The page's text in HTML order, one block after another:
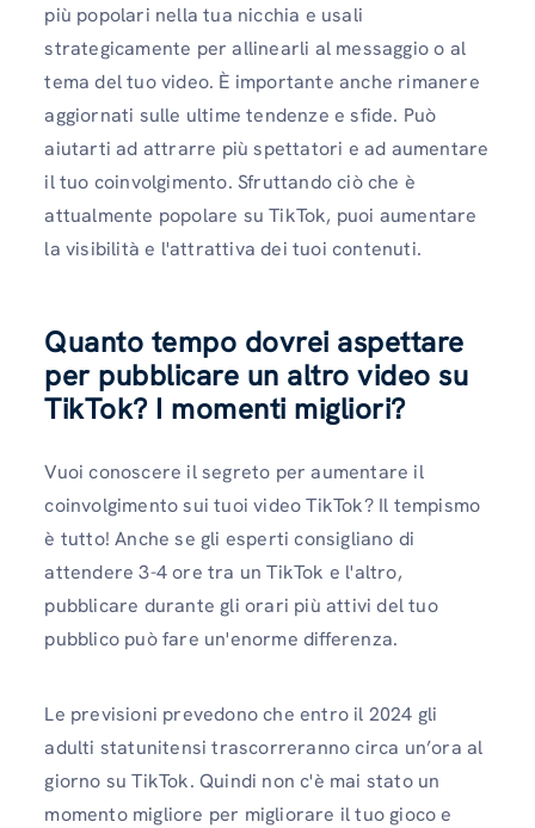
più popolari nella tua nicchia e usali
strategicamente per allinearli al messaggio o al
tema del tuo video. È importante anche rimanere
aggiornati sulle ultime tendenze e sfide. Può
aiutarti ad attrarre più spettatori e ad aumentare
il tuo coinvolgimento. Sfruttando ciò che è
attualmente popolare su TikTok, puoi aumentare
la visibilità e l'attrattiva dei tuoi contenuti.
Quanto tempo dovrei aspettare
per pubblicare un altro video su
TikTok? I momenti migliori?
Vuoi conoscere il segreto per aumentare il
coinvolgimento sui tuoi video TikTok? Il tempismo
è tutto! Anche se gli esperti consigliano di
attendere 3-4 ore tra un TikTok e l'altro,
pubblicare durante gli orari più attivi del tuo
pubblico può fare un'enorme differenza.
Le previsioni prevedono che entro il 2024 gli
adulti statunitensi trascorreranno circa un’ora al
giorno su TikTok. Quindi non c'è mai stato un
momento migliore per migliorare il tuo gioco e